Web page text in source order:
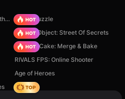
Sprunki World Online RP - Play with Friends!
Arrow Puzzle
Hidden Object: Street Of Secrets
Piece of Cake: Merge & Bake
RIVALS FPS: Online Shooter
Age of Heroes
Hedgies